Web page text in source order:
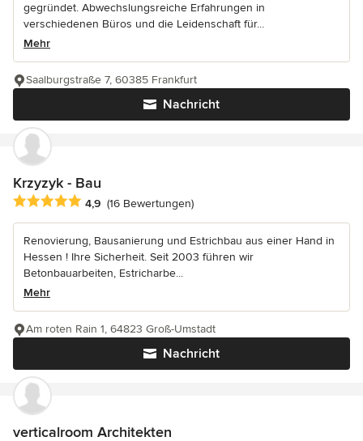
gegründet. Abwechslungsreiche Erfahrungen in
verschiedenen Büros und die Leidenschaft für...
Mehr
Nachricht
Saalburgstraße 7, 60385 Frankfurt
Krzyzyk - Bau
Durchschnittliche Bewertung: 4.9 von 5 Sternen
4,9 (16 Bewertungen)
Renovierung, Bausanierung und Estrichbau aus einer Hand in
Hessen ! Ihre Sicherheit. Seit 2003 führen wir
Betonbauarbeiten, Estricharbe...
Mehr
Nachricht
Am roten Rain 1, 64823 Groß-Umstadt
verticalroom Architekten